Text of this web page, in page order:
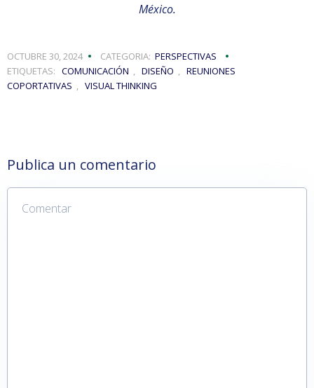
México.
OCTUBRE 30, 2024 CATEGORIA: PERSPECTIVAS
ETIQUETAS: COMUNICACIÓN DISEÑO
REUNIONES
COPORTATIVAS
VISUAL THINKING
Publica un comentario